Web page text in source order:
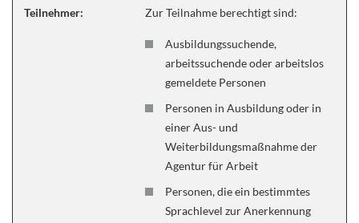
Teilnehmer: Zur Teilnahme berechtigt sind:
Ausbildungssuchende,
arbeitssuchende oder arbeitslos
gemeldete Personen
Personen in Ausbildung oder in
einer Aus- und
Weiterbildungsmaßnahme der
Agentur für Arbeit
Personen, die ein bestimmtes
Sprachlevel zur Anerkennung